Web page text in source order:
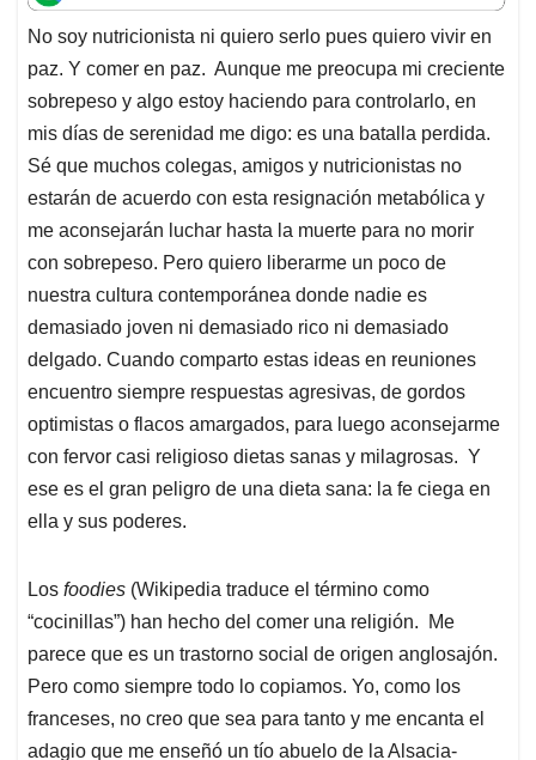
t
s
A
p
p
e
b
o
o
k
k
e
d
I
n
i
e
a
d
s
No soy nutricionista ni quiero serlo pues quiero vivir en
paz. Y comer en paz. Aunque me preocupa mi creciente
sobrepeso y algo estoy haciendo para controlarlo, en
mis días de serenidad me digo: es una batalla perdida.
Sé que muchos colegas, amigos y nutricionistas no
estarán de acuerdo con esta resignación metabólica y
me aconsejarán luchar hasta la muerte para no morir
con sobrepeso. Pero quiero liberarme un poco de
nuestra cultura contemporánea donde nadie es
demasiado joven ni demasiado rico ni demasiado
delgado. Cuando comparto estas ideas en reuniones
encuentro siempre respuestas agresivas, de gordos
optimistas o flacos amargados, para luego aconsejarme
con fervor casi religioso dietas sanas y milagrosas. Y
ese es el gran peligro de una dieta sana: la fe ciega en
ella y sus poderes.
Los foodies (Wikipedia traduce el término como
“cocinillas”) han hecho del comer una religión. Me
parece que es un trastorno social de origen anglosajón.
Pero como siempre todo lo copiamos. Yo, como los
franceses, no creo que sea para tanto y me encanta el
adagio que me enseñó un tío abuelo de la Alsacia-